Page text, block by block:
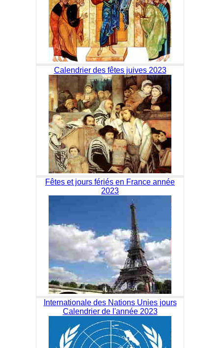
Calendrier des fêtes juives 2023
Fêtes et jours fériés en France année
2023
Internationale des Nations Unies jours
Calendrier de l'année 2023